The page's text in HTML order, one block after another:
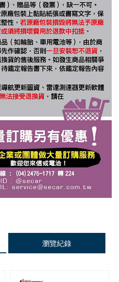
瀏覽紀錄